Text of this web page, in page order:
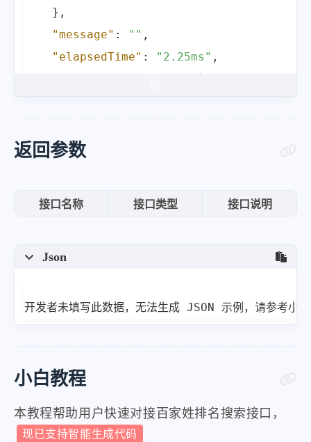
} ,
"message" : "" ,
"elapsedTime" : "2.25ms" ,
返回参数
接口名称 接口类型 接口说明
Json
开发者未填写此数据，无法生成 JSON 示例，请参考小
小白教程
本教程帮助用户快速对接百家姓排名搜索接口，
现已支持智能生成代码